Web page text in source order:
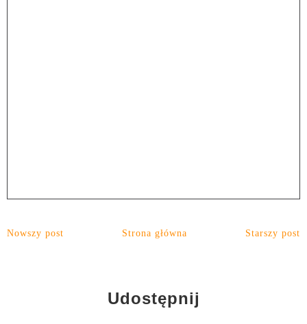
Nowszy post Starszy post
Strona główna
Udostępnij